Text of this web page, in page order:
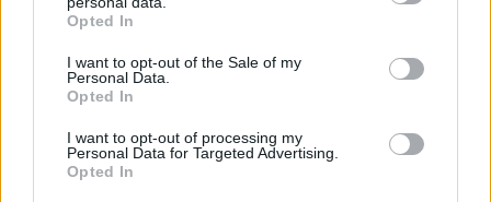
grant or deny consent to Google and its third-party tags to
use your data for below specified purposes in below Google
consent section.
Opted In
I want to opt-out of the Sale of my
Personal Data.
Opted In
I want to opt-out of processing my
Personal Data for Targeted Advertising.
Opted In
«Δεν το πιστεύουμε», λένε οι Αμερικανοί που
εκδοχή για το φονικό στην Κυψέλη και η σιωπή
στην απολογία
07.08.2026, 07:19